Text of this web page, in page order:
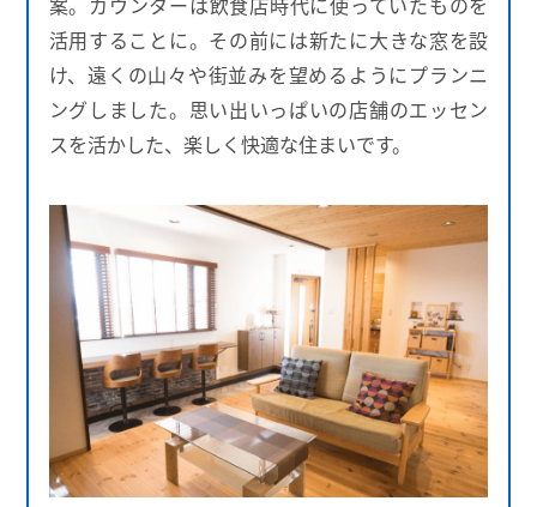
案。カウンターは飲食店時代に使っていたものを
活用することに。その前には新たに大きな窓を設
け、遠くの山々や街並みを望めるようにプランニ
ングしました。思い出いっぱいの店舗のエッセン
スを活かした、楽しく快適な住まいです。